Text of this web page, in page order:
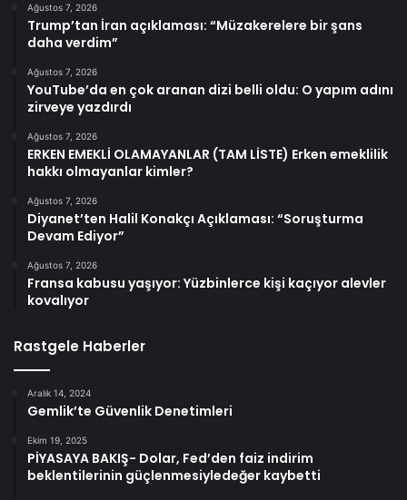
Ağustos 7, 2026
Trump’tan İran açıklaması: “Müzakerelere bir şans
daha verdim”
Ağustos 7, 2026
YouTube’da en çok aranan dizi belli oldu: O yapım adını
zirveye yazdırdı
Ağustos 7, 2026
ERKEN EMEKLİ OLAMAYANLAR (TAM LİSTE) Erken emeklilik
hakkı olmayanlar kimler?
Ağustos 7, 2026
Diyanet’ten Halil Konakçı Açıklaması: “Soruşturma
Devam Ediyor”
Ağustos 7, 2026
Fransa kabusu yaşıyor: Yüzbinlerce kişi kaçıyor alevler
kovalıyor
Rastgele Haberler
Aralık 14, 2024
Gemlik’te Güvenlik Denetimleri
Ekim 19, 2025
PİYASAYA BAKIŞ- Dolar, Fed’den faiz indirim
beklentilerinin güçlenmesiyledeğer kaybetti